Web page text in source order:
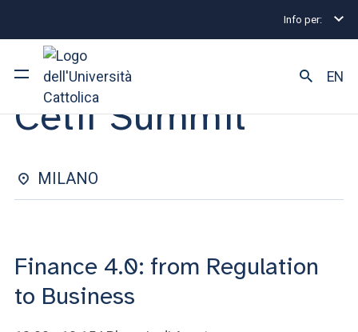
Info per:
Ateneo
Corsi di studio
Facoltà e campus
EN
Eventi Milano Cetif Summit
SUMMIT | 15 NOVEMBRE 2023
Cetif Summit
MILANO
Finance 4.0: from Regulation
to Business